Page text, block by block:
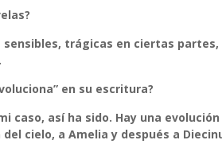
sensibles, trágicas en ciertas
en su escritura?
caso, así ha sido. Hay una
cielo, a Amelia y después a